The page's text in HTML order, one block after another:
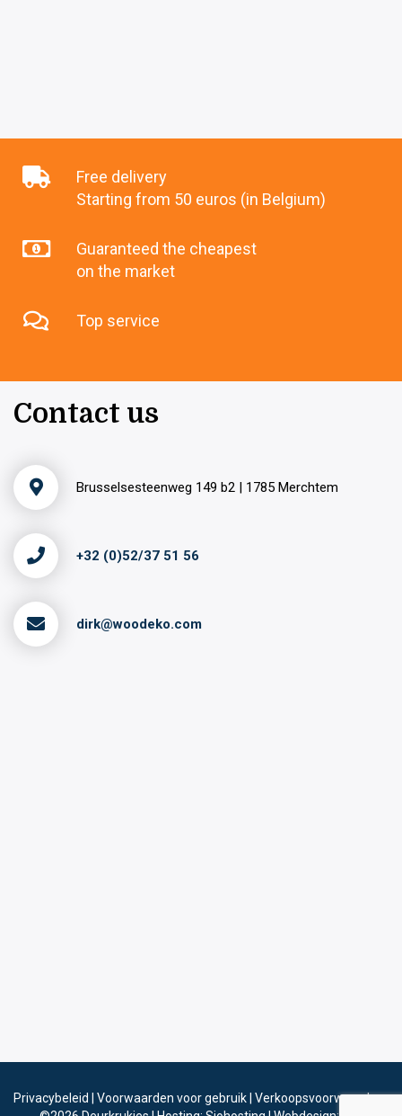
Free delivery
Starting from 50 euros (in Belgium)
Guaranteed the cheapest
on the market
Top service
Contact us
Brusselsesteenweg 149 b2 | 1785 Merchtem
+32 (0)52/37 51 56
dirk@woodeko.com
Privacybeleid Voorwaarden voor gebruik Verkoopsvoorwaarden